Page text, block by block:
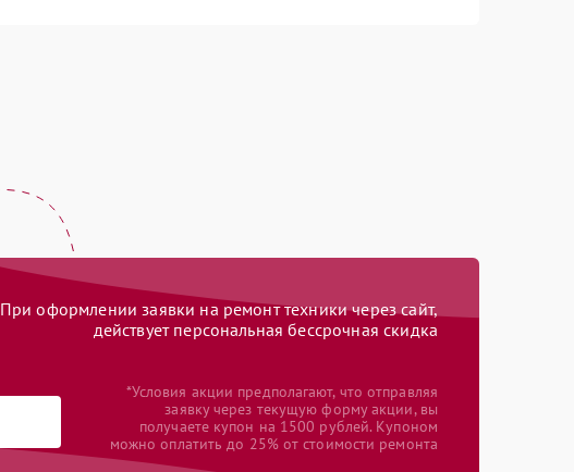
При оформлении заявки на ремонт техники через сайт,
действует персональная бессрочная скидка
*Условия акции предполагают, что отправляя
заявку через текущую форму акции, вы
получаете купон на 1500 рублей. Купоном
можно оплатить до 25% от стоимости ремонта